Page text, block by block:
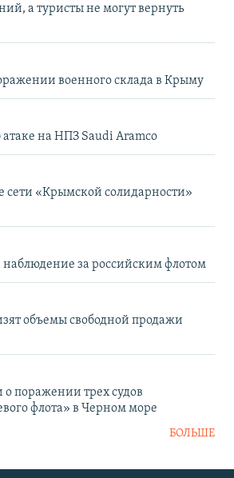
а туристы не могут вернуть
военного склада в Крыму
атаке на НПЗ Saudi Aramco
сети «Крымской солидарности»
наблюдение за российским флотом
объемы свободной продажи
поражении трех судов
флота» в Черном море
БОЛЬШЕ